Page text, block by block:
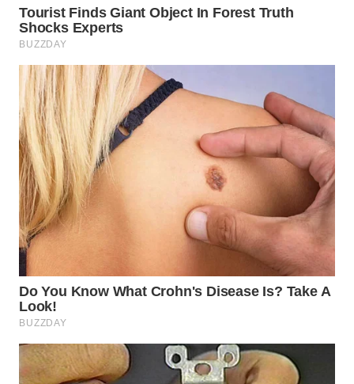
SIMALUNGUN
WN
LABUHANBATU
WN
TAPANULI
TENGAH
WN DELI
SERDANG
WN
TINGGI
WN
WN